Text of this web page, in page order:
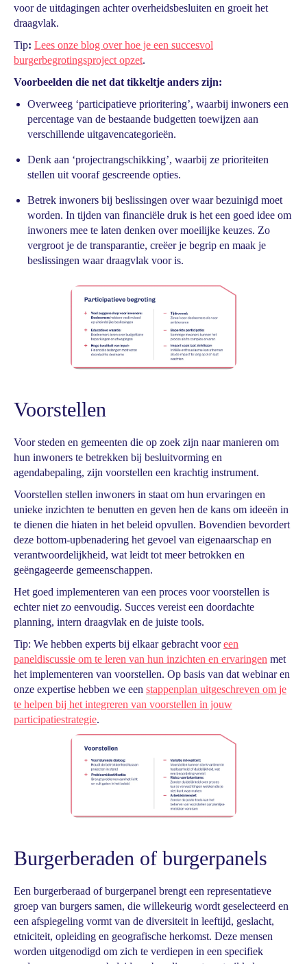
voor de uitdagingen achter overheidsbesluiten en groeit het
draagvlak.
Tip: Lees onze blog over hoe je een succesvol
burgerbegrotingsproject opzet.
Voorbeelden die net dat tikkeltje anders zijn:
Overweeg ‘participatieve prioritering’, waarbij inwoners een
percentage van de bestaande budgetten toewijzen aan
verschillende uitgavencategorieën.
Denk aan ‘projectrangschikking’, waarbij ze prioriteiten
stellen uit vooraf gescreende opties.
Betrek inwoners bij beslissingen over waar bezuinigd moet
worden. In tijden van financiële druk is het een goed idee om
inwoners mee te laten denken over moeilijke keuzes. Zo
vergroot je de transparantie, creëer je begrip en maak je
beslissingen waar draagvlak voor is.
Voorstellen
Voor steden en gemeenten die op zoek zijn naar manieren om
hun inwoners te betrekken bij besluitvorming en
agendabepaling, zijn voorstellen een krachtig instrument.
Voorstellen stellen inwoners in staat om hun ervaringen en
unieke inzichten te benutten en geven hen de kans om ideeën in
te dienen die hiaten in het beleid opvullen. Bovendien bevordert
deze bottom-upbenadering het gevoel van eigenaarschap en
verantwoordelijkheid, wat leidt tot meer betrokken en
geëngageerde gemeenschappen.
Het goed implementeren van een proces voor voorstellen is
echter niet zo eenvoudig. Succes vereist een doordachte
planning, intern draagvlak en de juiste tools.
Tip: We hebben experts bij elkaar gebracht vooreen
paneldiscussie om te leren van hun inzichten en ervaringen met
het implementeren van voorstellen. Op basis van dat webinar en
onze expertise hebben we een stappenplan uitgeschreven om je
te helpen bij het integreren van voorstellen in jouw
participatiestrategie.
Burgerberaden of burgerpanels
Een burgerberaad of burgerpanel brengt een representatieve
groep van burgers samen, die willekeurig wordt geselecteerd en
een afspiegeling vormt van de diversiteit in leeftijd, geslacht,
etniciteit, opleiding en geografische herkomst. Deze mensen
worden uitgenodigd om zich te verdiepen in een specifiek